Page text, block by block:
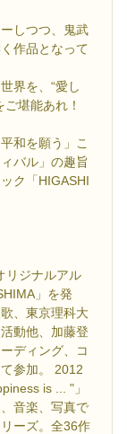
しつつ、鬼武
作品となって
界を、“愛し
堪能あれ！
和を願う」こ
バル」の趣旨
ク「HIGASHI
リジナルアル
」を発
、東京理科大
動他、加藤登
ディング、コ
参加。 2012
is ... "」
音楽、写真で
ーズ。全36作